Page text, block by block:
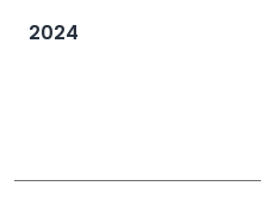
2024